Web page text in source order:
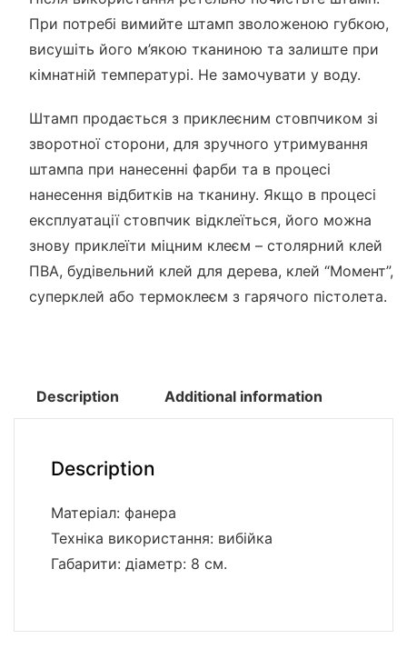
При потребі вимийте штамп зволоженою губкою,
висушіть його м’якою тканиною та залиште при
кімнатній температурі. Не замочувати у воду.
Штамп продається з приклеєним стовпчиком зі
зворотної сторони, для зручного утримування
штампа при нанесенні фарби та в процесі
нанесення відбитків на тканину. Якщо в процесі
експлуатації стовпчик відклеїться, його можна
знову приклеїти міцним клеєм – столярний клей
ПВА, будівельний клей для дерева, клей “Момент”,
суперклей або термоклеєм з гарячого пістолета.
Description Additional information
Description
Матеріал: фанера
Техніка використання: вибійка
Габарити: діаметр: 8 см.